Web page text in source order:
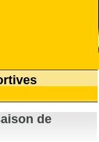
de